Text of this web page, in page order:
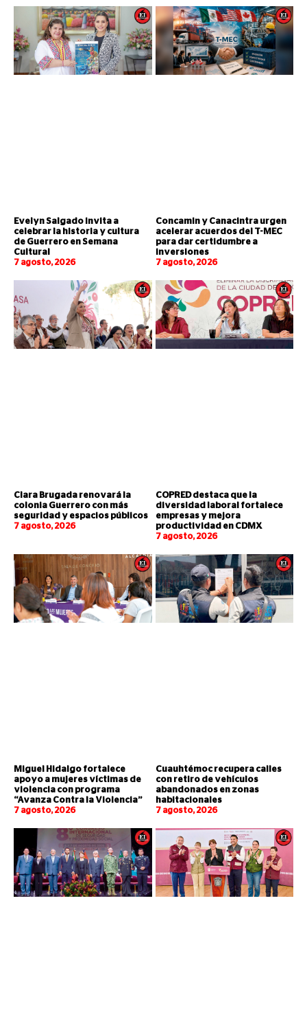
Evelyn Salgado invita a
celebrar la historia y cultura
de Guerrero en Semana
Cultural
7 agosto, 2026
Concamin y Canacintra urgen
acelerar acuerdos del T-MEC
para dar certidumbre a
inversiones
7 agosto, 2026
Clara Brugada renovará la
colonia Guerrero con más
seguridad y espacios públicos
7 agosto, 2026
COPRED destaca que la
diversidad laboral fortalece
empresas y mejora
productividad en CDMX
7 agosto, 2026
Miguel Hidalgo fortalece
apoyo a mujeres víctimas de
violencia con programa
“Avanza Contra la Violencia”
7 agosto, 2026
Cuauhtémoc recupera calles
con retiro de vehículos
abandonados en zonas
habitacionales
7 agosto, 2026